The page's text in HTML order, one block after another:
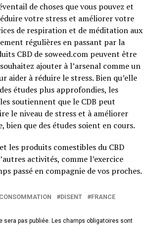
de choses que vous pouvez et
votre stress et améliorer votre
de respiration et de méditation aux
régulières en passant par la
CBD de soweed.com peuvent être
ajouter à l’arsenal comme un
aider à réduire le stress. Bien qu’elle
études plus approfondies, les
soutiennent que le CDB peut
le niveau de stress et à améliorer
bien que des études soient en cours.
les produits comestibles du CBD
activités, comme l’exercice
passé en compagnie de vos proches.
CONSOMMATION DISENT FRANCE
sera pas publiée. Les champs obligatoires sont